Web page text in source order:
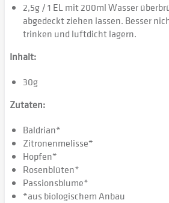
2,5g / 1 EL mit 200ml Wasser
abgedeckt ziehen lassen. Besser
trinken und luftdicht lagern.
Inhalt:
30g
Zutaten:
Baldrian*
Zitronenmelisse*
Hopfen*
Rosenblüten*
Passionsblume*
*aus biologischem Anbau